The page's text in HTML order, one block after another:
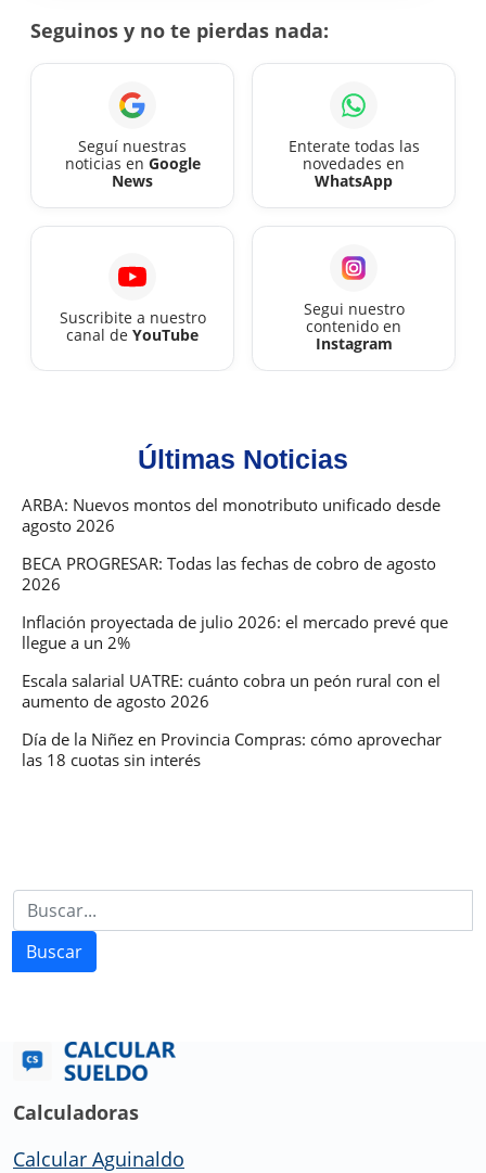
mercado
prevé
que
2%
Seguinos y no te pierdas nada:
Seguí nuestras
noticias en Google
News
Enterate todas las
novedades en
WhatsApp
Suscribite a nuestro
canal de YouTube
Segui nuestro
contenido en
Instagram
Últimas Noticias
ARBA: Nuevos montos del monotributo unificado desde
agosto 2026
BECA PROGRESAR: Todas las fechas de cobro de agosto
2026
Inflación proyectada de julio 2026: el mercado prevé que
llegue a un 2%
Escala salarial UATRE: cuánto cobra un peón rural con el
aumento de agosto 2026
Día de la Niñez en Provincia Compras: cómo aprovechar
las 18 cuotas sin interés
Buscar
Calculadoras
Calcular Aguinaldo